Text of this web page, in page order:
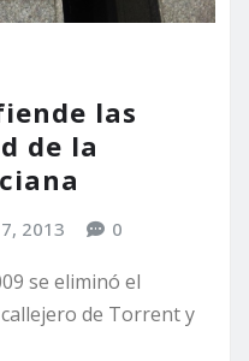
las
de la
2013 0
se eliminó el
de Torrent y